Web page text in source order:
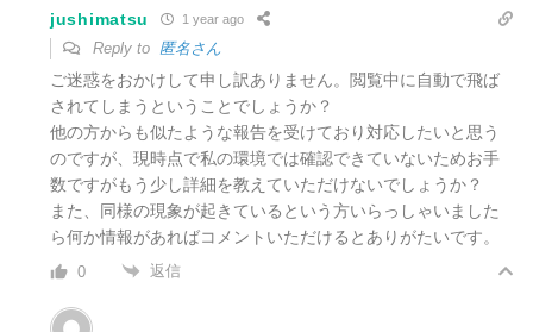
jushimatsu 1 year ago
Reply to 匿名さん
ご迷惑をおかけして申し訳ありません。閲覧中に自動で飛ば
されてしまうということでしょうか？
他の方からも似たような報告を受けており対応したいと思う
のですが、現時点で私の環境では確認できていないためお手
数ですがもう少し詳細を教えていただけないでしょうか？
また、同様の現象が起きているという方いらっしゃいました
ら何か情報があればコメントいただけるとありがたいです。
0 返信